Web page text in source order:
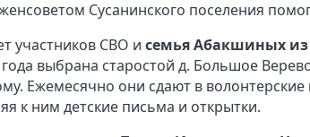
Сусанинского поселения
участников СВО и семья Абакшиных из
выбрана старостой д. Большое
Ежемесячно они сдают в
к ним детские письма и открытки.